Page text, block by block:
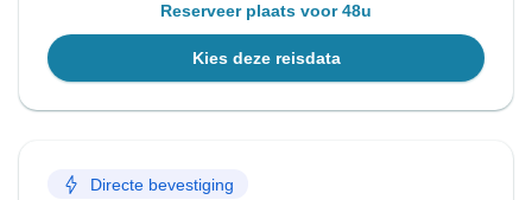
Reserveer plaats voor 48u
Kies deze reisdata
Directe bevestiging